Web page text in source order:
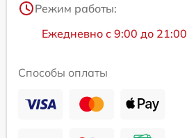
Режим работы:
Ежедневно с 9:00 до 21:00
Способы оплаты